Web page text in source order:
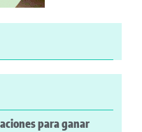
para ganar